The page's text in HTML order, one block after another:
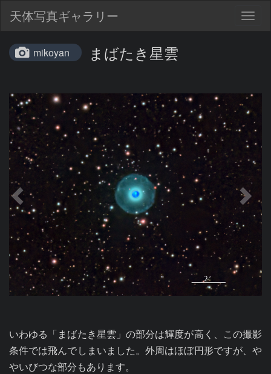
天体写真ギャラリー
mikoyan まばたき星雲
いわゆる「まばたき星雲」の部分は輝度が高く、この撮影
条件では飛んでしまいました。外周はほぼ円形ですが、や
やいびつな部分もあります。